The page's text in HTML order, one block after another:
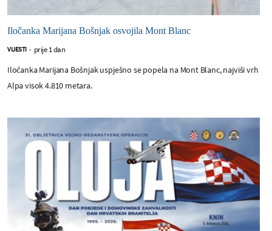
Iločanka Marijana Bošnjak osvojila Mont Blanc
VIJESTI - prije 1 dan
Iločanka Marijana Bošnjak uspješno se popela na Mont Blanc, najviši vrh
Alpa visok 4.810 metara.